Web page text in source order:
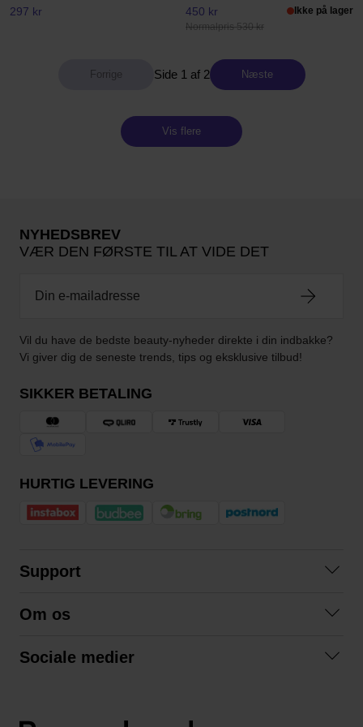
297 kr 450 kr
Normalpris 530 kr
Ikke på lager
Side 1 af 2 Næste
Vis flere
NYHEDSBREV
VÆR DEN FØRSTE TIL AT VIDE DET
Vil du have de bedste beauty-nyheder direkte i din indbakke?
Vi giver dig de seneste trends, tips og eksklusive tilbud!
SIKKER BETALING
HURTIG LEVERING
Support
Betingelser
Om os
Sociale medier